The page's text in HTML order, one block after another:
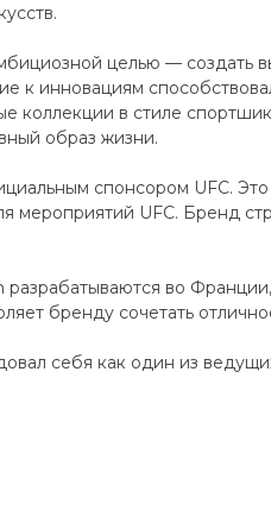
целью — создать
к инновациям
коллекции в стиле
образ жизни.
спонсором UFC.
мероприятий UFC. Бренд
во
бренду сочетать
себя как один из